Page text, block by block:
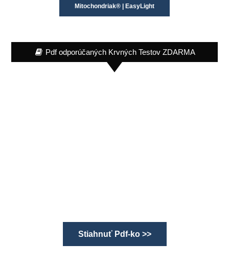
Mitochondriak® | EasyLight
Pdf odporúčaných Krvných Testov ZDARMA
Stiahnuť Pdf-ko >>